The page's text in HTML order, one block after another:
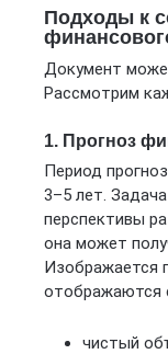
Подходы к
Документ
Рассмотрим
1. Прогноз
Период
3–5 лет.
перспективы
она может
Изображается
отображаются
чистый